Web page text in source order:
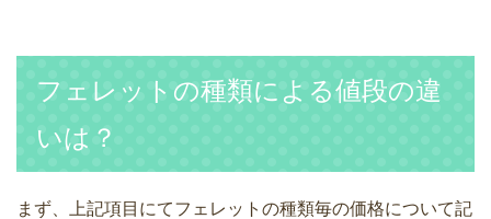
フェレットの種類による値段の違
いは？
まず、上記項目にてフェレットの種類毎の価格について記